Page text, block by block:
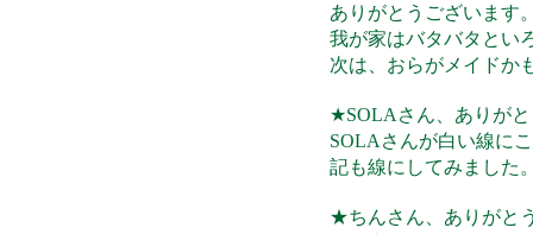
ありがとうございます
我が家はバタバタとい
次は、おらがメイドか
★SOLAさん、ありが
SOLAさんが白い線に
記も線にしてみました
★ちんさん、ありがと